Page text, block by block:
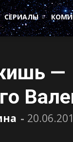
СЕРИАЛЫ
—
-